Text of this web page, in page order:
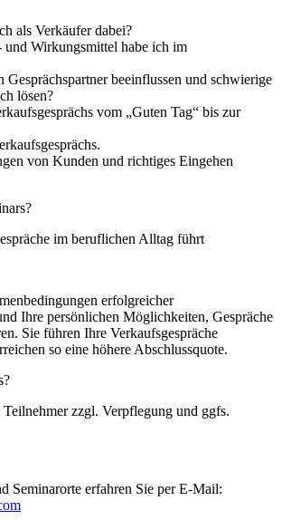
als Verkäufer dabei?
und Wirkungsmittel habe ich im
Gesprächspartner beeinflussen und schwierige
lösen?
vom „Guten Tag“ bis zur
von Kunden und richtiges Eingehen
im beruflichen Alltag führt
erfolgreicher
Ihre persönlichen Möglichkeiten, Gespräche
Sie führen Ihre Verkaufsgespräche
so eine höhere Abschlussquote.
zzgl. Verpflegung und ggfs.
Seminarorte erfahren Sie per E-Mail: